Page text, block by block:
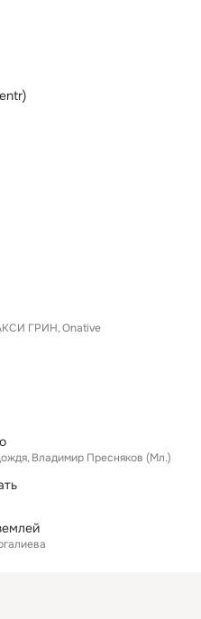
ГРИН Onative
Владимир Пресняков (Мл.)